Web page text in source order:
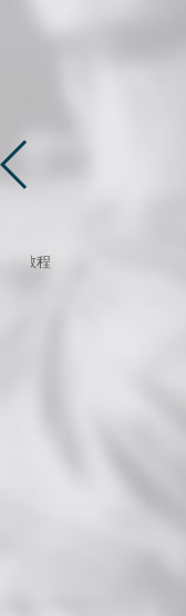
律教程